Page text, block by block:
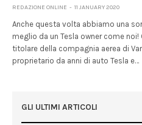
REDAZIONE ONLINE 11 JANUARY 2020
Anche questa volta abbiamo una
meglio da un Tesla owner come
titolare della compagnia aerea di
proprietario da anni di auto Tesla e…
GLI ULTIMI ARTICOLI